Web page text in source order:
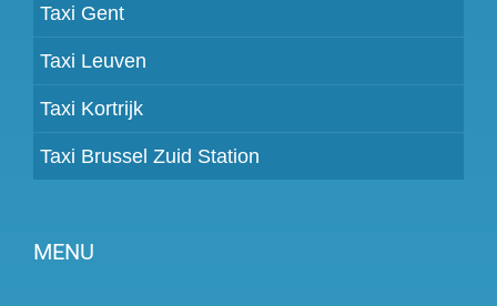
Taxi Gent
Taxi Leuven
Taxi Kortrijk
Taxi Brussel Zuid Station
MENU